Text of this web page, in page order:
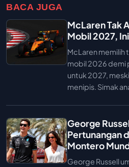
BACA JUGA
McLaren Tak
Mobil 2027,
McLaren
mobil 2026 demi
untuk 2027,
menipis. Simak
George
Pertunangan
Montero
George Russell